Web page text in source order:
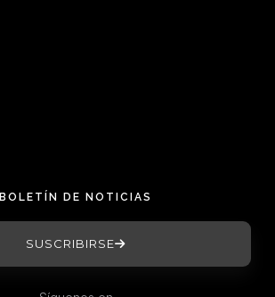
BOLETÍN DE NOTICIAS
SUSCRIBIRSE